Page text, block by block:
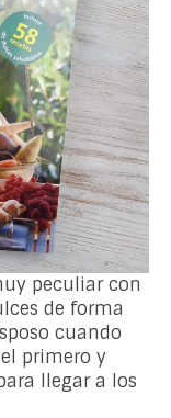
peculiar con
de forma
cuando
primero y
llegar a los